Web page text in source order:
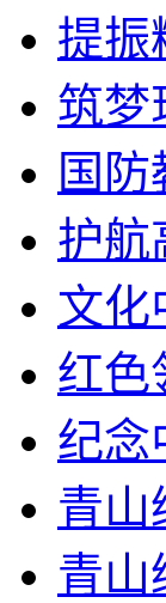
提振
筑梦
国
护航
文化
红色
纪念
青山
青山